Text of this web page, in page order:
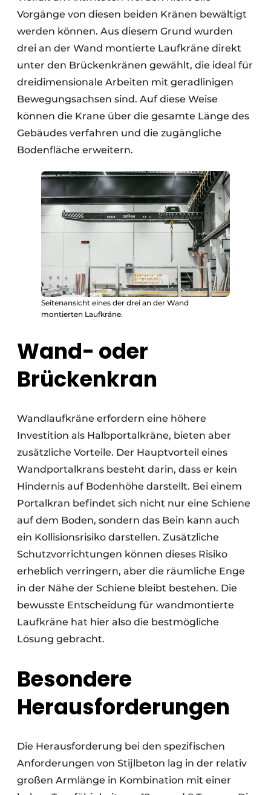
Vorgänge von diesen beiden Kränen bewältigt
werden können. Aus diesem Grund wurden
drei an der Wand montierte Laufkräne direkt
unter den Brückenkränen gewählt, die ideal für
dreidimensionale Arbeiten mit geradlinigen
Bewegungsachsen sind. Auf diese Weise
können die Krane über die gesamte Länge des
Gebäudes verfahren und die zugängliche
Bodenfläche erweitern.
Seitenansicht eines der drei an der Wand
montierten Laufkräne.
Wand- oder
Brückenkran
Wandlaufkräne erfordern eine höhere
Investition als Halbportalkräne, bieten aber
zusätzliche Vorteile. Der Hauptvorteil eines
Wandportalkrans besteht darin, dass er kein
Hindernis auf Bodenhöhe darstellt. Bei einem
Portalkran befindet sich nicht nur eine Schiene
auf dem Boden, sondern das Bein kann auch
ein Kollisionsrisiko darstellen. Zusätzliche
Schutzvorrichtungen können dieses Risiko
erheblich verringern, aber die räumliche Enge
in der Nähe der Schiene bleibt bestehen. Die
bewusste Entscheidung für wandmontierte
Laufkräne hat hier also die bestmögliche
Lösung gebracht.
Besondere
Herausforderungen
Die Herausforderung bei den spezifischen
Anforderungen von Stijlbeton lag in der relativ
großen Armlänge in Kombination mit einer